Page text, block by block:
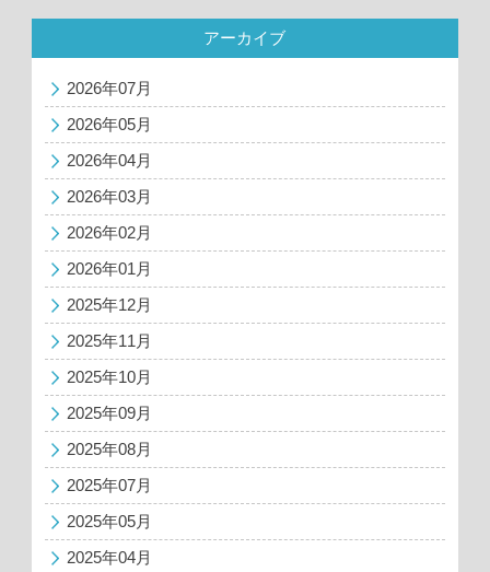
アーカイブ
2026年07月
2026年05月
2026年04月
2026年03月
2026年02月
2026年01月
2025年12月
2025年11月
2025年10月
2025年09月
2025年08月
2025年07月
2025年05月
2025年04月